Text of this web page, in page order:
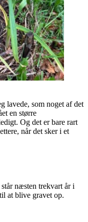
lavede, som noget af det
en større
Og det er bare rart
når det sker i et
næsten trekvart år i
at blive gravet op.